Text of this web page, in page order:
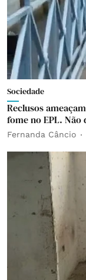
Sociedade
Reclusos
fome no EPL.
Fernanda Câncio